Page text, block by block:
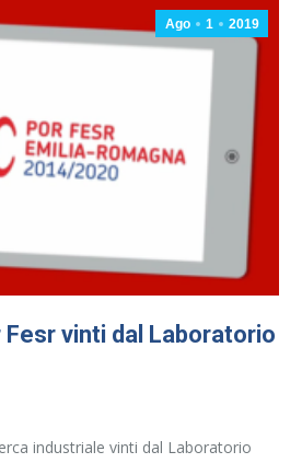
Ago 1 2019
vinti dal Laboratorio
industriale vinti dal Laboratorio